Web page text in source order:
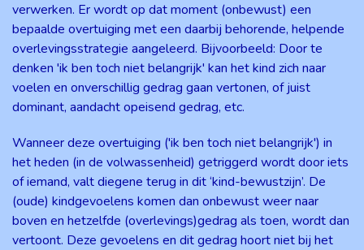
verwerken. Er wordt op dat moment (onbewust) een
bepaalde overtuiging met een daarbij behorende, helpende
overlevingsstrategie aangeleerd. Bijvoorbeeld: Door te
denken 'ik ben toch niet belangrijk' kan het kind zich naar
voelen en onverschillig gedrag gaan vertonen, of juist
dominant, aandacht opeisend gedrag, etc.
Wanneer deze overtuiging ('ik ben toch niet belangrijk') in
het heden (in de volwassenheid) getriggerd wordt door iets
of iemand, valt diegene terug in dit ‘kind-bewustzijn’. De
(oude) kindgevoelens komen dan onbewust weer naar
boven en hetzelfde (overlevings)gedrag als toen, wordt dan
vertoont. Deze gevoelens en dit gedrag hoort niet bij het